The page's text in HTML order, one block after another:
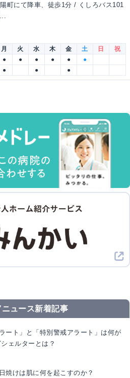
町にて降車、徒歩1分 / くしろバス101
月 火 水 木 金 土 日
祝
● ● ● ● ●
●
● ● ●
ュース新着記事
ート」と「特別警戒アラート」は何が
ェルターとは？
焼けは肌に何を起こすのか？